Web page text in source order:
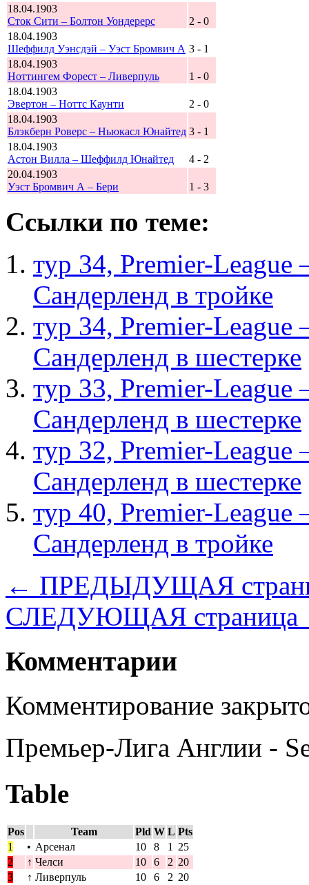
18.04.1903
Сток Сити – Болтон Уондерерс
2 - 0
18.04.1903
Шеффилд Уэнсдэй – Уэст Бромвич А 3 - 1
18.04.1903
Ноттингем Форест – Ливерпуль
1 - 0
18.04.1903
Эвертон – Ноттс Каунти
2 - 0
18.04.1903
Блэкберн Роверс – Ньюкасл Юнайтед 3 - 1
18.04.1903
Астон Вилла – Шеффилд Юнайтед
4 - 2
20.04.1903
Уэст Бромвич А – Бери
1 - 3
Ссылки по теме:
тур 34, Рremier-
Сандерленд в тройке
тур 34, Рremier-
Сандерленд в шестерке
тур 33, Рremier-
Сандерленд в шестерке
тур 32, Рremier-
Сандерленд в шестерке
тур 40, Рremier-
Сандерленд в тройке
← ПРЕДЫДУЩАЯ
СЛЕДУЮЩАЯ
Комментарии
Комментирование
Премьер-Лига Англии -
Table
Pos Team Pld W L Pts
1
• Арсенал 10 8 1
25
2
↑ Челси 10 6 2 20
3
↑ Ливерпуль 10 6 2 20